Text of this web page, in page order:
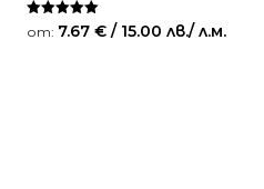
Оценено на
5.00
от: 7.67 € / 15.00 лв./ л.м.